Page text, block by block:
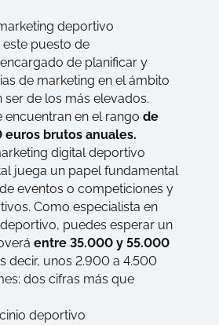
deportivo
este puesto de
de planificar y
de marketing en el ámbito
de los más elevados.
encuentran en el rangode
brutos anuales.
digital deportivo
juega un papel fundamental
eventos o competiciones y
Como especialista en
puedes esperar un
entre 35.000 y 55.000
decir, unos 2.900 a 4.500
dos cifras más que
deportivo